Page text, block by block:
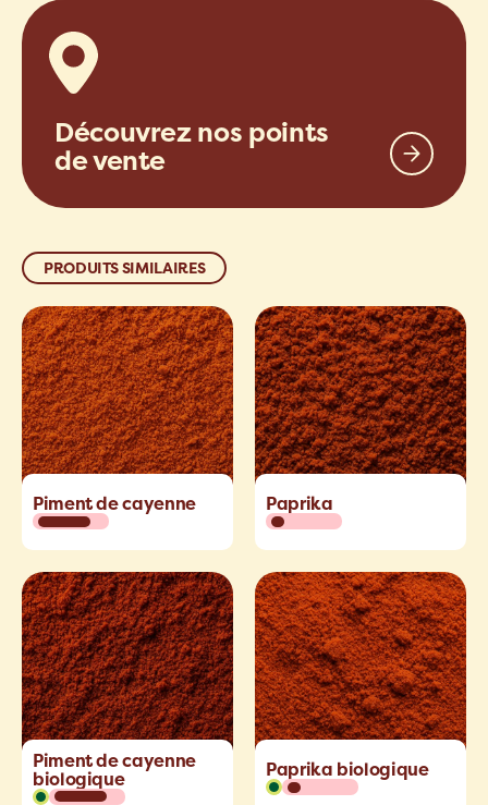
Découvrez nos points
de vente
PRODUITS SIMILAIRES
Piment de cayenne Paprika
Piment de cayenne
biologique
Paprika biologique